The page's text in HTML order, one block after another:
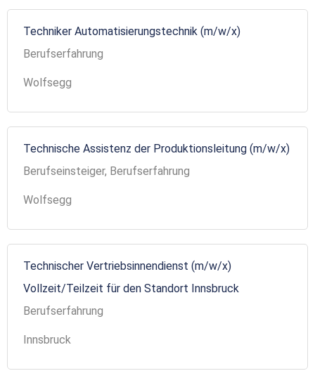
Techniker Automatisierungstechnik (m/w/x)
Berufserfahrung
Wolfsegg
Technische Assistenz der Produktionsleitung (m/w/x)
Berufseinsteiger, Berufserfahrung
Wolfsegg
Technischer Vertriebsinnendienst (m/w/x)
Vollzeit/Teilzeit für den Standort Innsbruck
Berufserfahrung
Innsbruck